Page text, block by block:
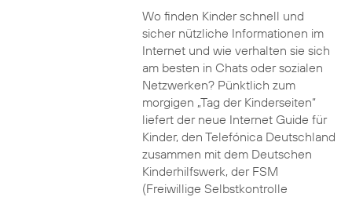
Wo finden Kinder schnell und
sicher nützliche Informationen im
Internet und wie verhalten sie sich
am besten in Chats oder sozialen
Netzwerken? Pünktlich zum
morgigen „Tag der Kinderseiten“
liefert der neue Internet Guide für
Kinder, den Telefónica Deutschland
zusammen mit dem Deutschen
Kinderhilfswerk, der FSM
(Freiwillige Selbstkontrolle